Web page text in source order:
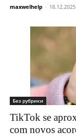
maxwelhelp - 18.12.2025
Без рубрики
TikTok se
com novos